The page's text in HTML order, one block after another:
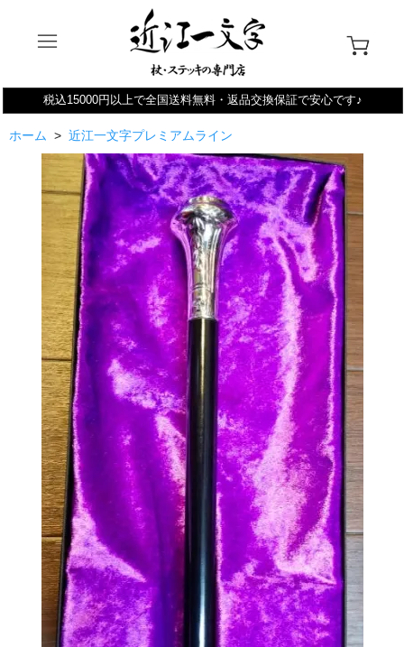
税込15000円以上で全国送料無料・返品交換保証で安心です♪
ホーム > 近江一文字プレミアムライン